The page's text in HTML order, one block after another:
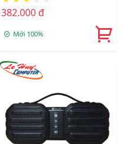
382.000 đ
Mới 100%